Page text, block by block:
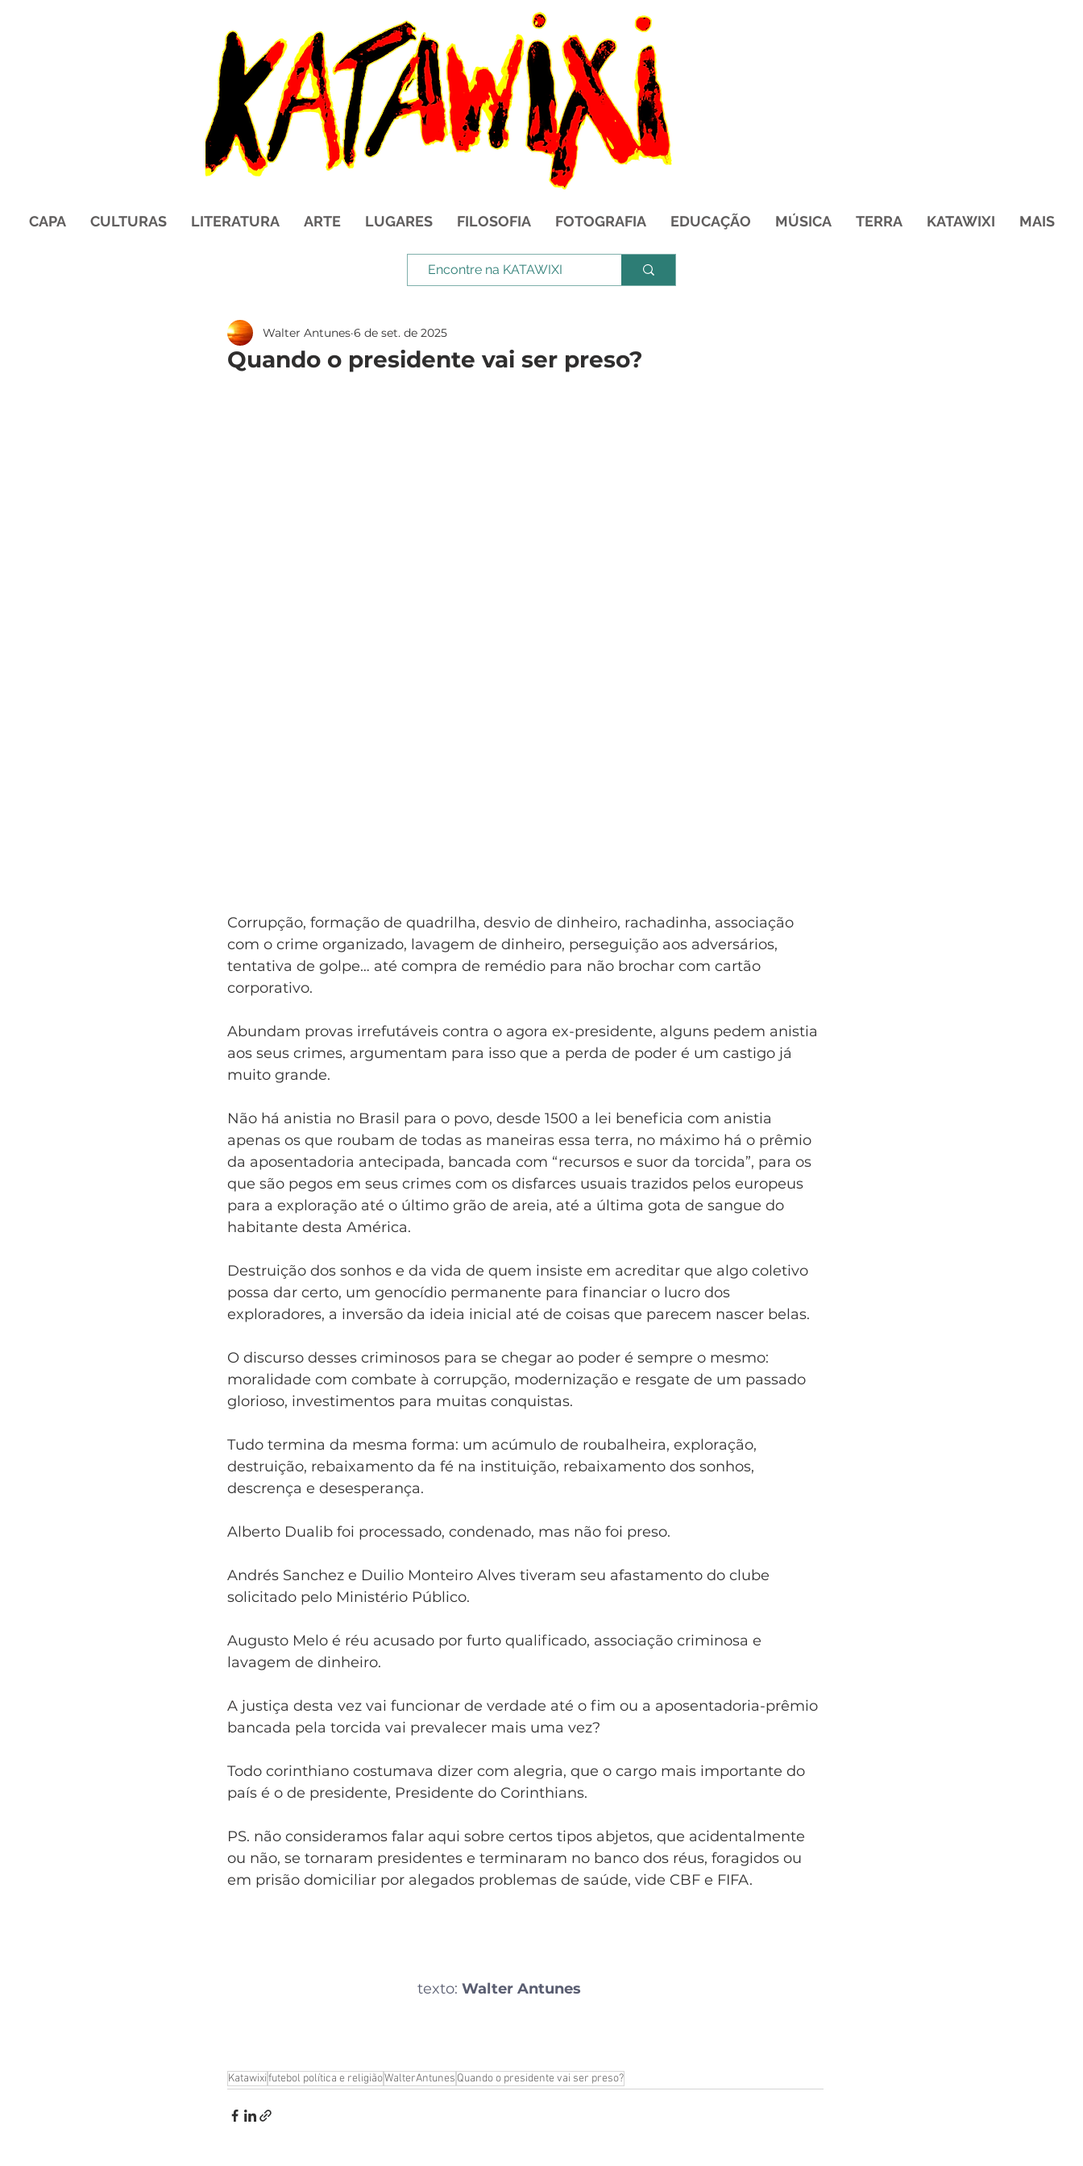
CAPA CULTURAS LITERATURA ARTE LUGARES FILOSOFIA FOTOGRAFIA EDUCAÇÃO MÚSICA TERRA KATAWIXI MAIS
Quando o presidente vai ser preso?
Walter Antunes 6 de set. de 2025
Corrupção, formação de quadrilha, desvio de dinheiro, rachadinha, associação
com o crime organizado, lavagem de dinheiro, perseguição aos adversários,
tentativa de golpe… até compra de remédio para não brochar com cartão
corporativo.
Abundam provas irrefutáveis contra o agora ex-presidente, alguns pedem anistia
aos seus crimes, argumentam para isso que a perda de poder é um castigo já
muito grande.
Não há anistia no Brasil para o povo, desde 1500 a lei beneficia com anistia
apenas os que roubam de todas as maneiras essa terra, no máximo há o prêmio
da aposentadoria antecipada, bancada com “recursos e suor da torcida”, para os
que são pegos em seus crimes com os disfarces usuais trazidos pelos europeus
para a exploração até o último grão de areia, até a última gota de sangue do
habitante desta América.
Destruição dos sonhos e da vida de quem insiste em acreditar que algo coletivo
possa dar certo, um genocídio permanente para financiar o lucro dos
exploradores, a inversão da ideia inicial até de coisas que parecem nascer belas.
O discurso desses criminosos para se chegar ao poder é sempre o mesmo:
moralidade com combate à corrupção, modernização e resgate de um passado
glorioso, investimentos para muitas conquistas.
Tudo termina da mesma forma: um acúmulo de roubalheira, exploração,
destruição, rebaixamento da fé na instituição, rebaixamento dos sonhos,
descrença e desesperança.
Alberto Dualib foi processado, condenado, mas não foi preso.
Andrés Sanchez e Duilio Monteiro Alves tiveram seu afastamento do clube
solicitado pelo Ministério Público.
Augusto Melo é réu acusado por furto qualificado, associação criminosa e
lavagem de dinheiro.
A justiça desta vez vai funcionar de verdade até o fim ou a aposentadoria-prêmio
bancada pela torcida vai prevalecer mais uma vez?
Todo corinthiano costumava dizer com alegria, que o cargo mais importante do
país é o de presidente, Presidente do Corinthians.
PS. não consideramos falar aqui sobre certos tipos abjetos, que acidentalmente
ou não, se tornaram presidentes e terminaram no banco dos réus, foragidos ou
em prisão domiciliar por alegados problemas de saúde, vide CBF e FIFA.
texto: Walter Antunes
Katawixifutebol política e religiãoWalterAntunes Quando o presidente vai ser preso?